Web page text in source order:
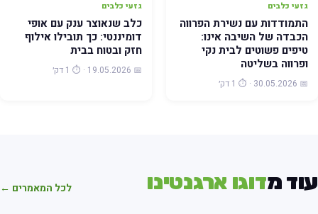
גזעי כלבים
התמודדות עם נשירת הפרווה
הכבדה של השיבה אינו:
טיפים פשוטים לבית נקי
ופרווה בשליטה
📅 30.05.2026 · ⏱️ 1 דק׳
גזעי כלבים
כלב שנאוצר ענק עם אופי
דומיננטי: כך תובילו אילוף
חזק ובטוח בבית
📅 19.05.2026 · ⏱️ 1 דק׳
מדוגו ארגנטינו לכל המאמרים ←